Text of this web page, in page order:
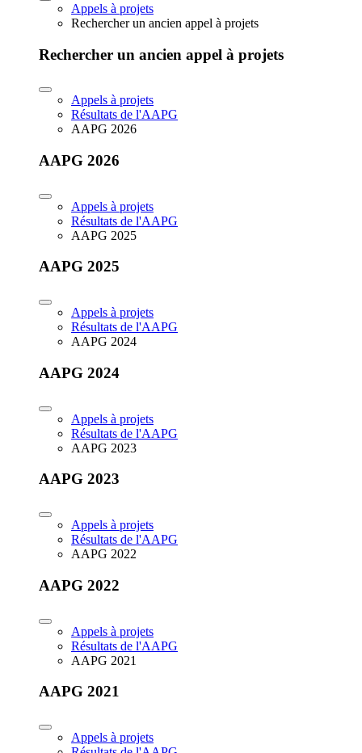
Appels à projets
Rechercher un ancien appel à projets
Rechercher un ancien appel à projets
Appels à projets
Résultats de l'AAPG
AAPG 2026
AAPG 2026
Appels à projets
Résultats de l'AAPG
AAPG 2025
AAPG 2025
Appels à projets
Résultats de l'AAPG
AAPG 2024
AAPG 2024
Appels à projets
Résultats de l'AAPG
AAPG 2023
AAPG 2023
Appels à projets
Résultats de l'AAPG
AAPG 2022
AAPG 2022
Appels à projets
Résultats de l'AAPG
AAPG 2021
AAPG 2021
Appels à projets